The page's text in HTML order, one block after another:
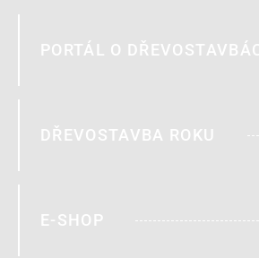
PORTÁL O
DŘEVOSTAVBA ROKU
E-SHOP